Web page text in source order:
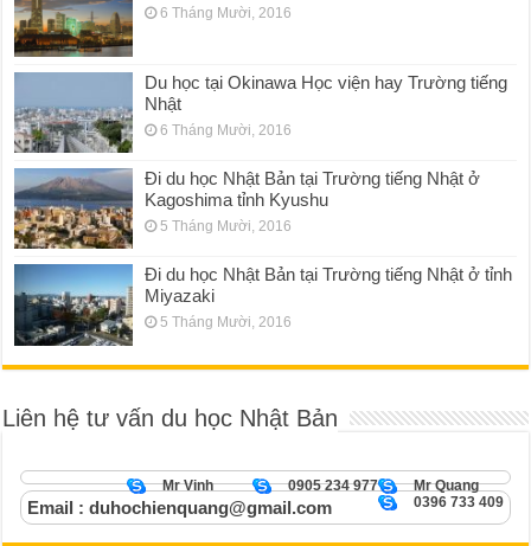
6 Tháng Mười, 2016
Du học tại Okinawa Học viện hay Trường tiếng
Nhật
6 Tháng Mười, 2016
Đi du học Nhật Bản tại Trường tiếng Nhật ở
Kagoshima tỉnh Kyushu
5 Tháng Mười, 2016
Đi du học Nhật Bản tại Trường tiếng Nhật ở tỉnh
Miyazaki
5 Tháng Mười, 2016
Liên hệ tư vấn du học Nhật Bản
Mr Quang
0905 234 977
Mr Vinh
0396 733 409
Email : duhochienquang@gmail.com